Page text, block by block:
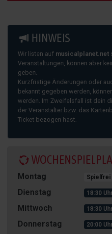
HINWEIS
Wir listen auf musicalplanet.net
Veranstaltungen, können aber
geben.
Kurzfristige Änderungen oder
bekannt gegeben werden,
werden. Im Zweifelsfall ist dein
der Veranstalter bzw. das
Ticket bezogen hast.
Montag Spielfrei
Dienstag 18:30
Mittwoch 18:30
Donnerstag 20:00